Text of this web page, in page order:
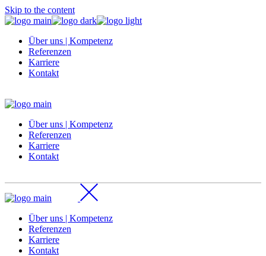
Skip to the content
Über uns | Kompetenz
Referenzen
Karriere
Kontakt
Über uns | Kompetenz
Referenzen
Karriere
Kontakt
Über uns | Kompetenz
Referenzen
Karriere
Kontakt